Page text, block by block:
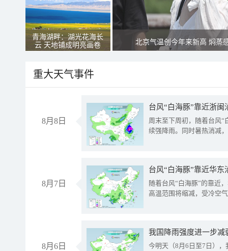
青海湖畔：湖光花海长
云 天地铺成明亮画卷
北京气温创今年来新高 焖蒸
重大天气事件
8月8日
台风“白海豚”靠近浙
周末至下周初，随着台风“
续强降雨。同时暑热消减
8月7日
台风“白海豚”靠近华
随着台风“白海豚”的靠近
高温范围将缩减，受冷空
8月6日
今明天（8月6日至7日）